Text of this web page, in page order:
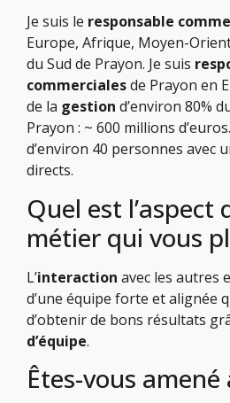
Je suis le responsable
Europe, Afrique, Moyen-
du Sud de Prayon. Je suis
commercialesde Prayon en
de la gestion d’environ 80%
Prayon : ~ 600 millions
d’environ 40 personnes avec
directs.
Quel est l’aspect
métier qui vous
L’interaction avec les autres
d’une équipe forte et alignée
d’obtenir de bons résultats
d’équipe.
Êtes-vous amené